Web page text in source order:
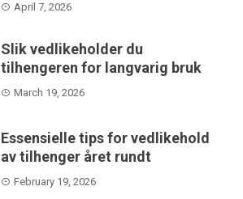
April 7, 2026
Slik vedlikeholder du
tilhengeren for langvarig bruk
March 19, 2026
Essensielle tips for vedlikehold
av tilhenger året rundt
February 19, 2026